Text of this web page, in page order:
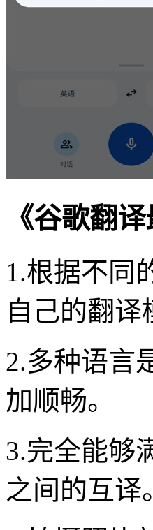
《谷歌翻
1.根据不同
自己的翻译
2.多种语言
加顺畅。
3.完全能够
之间的互译